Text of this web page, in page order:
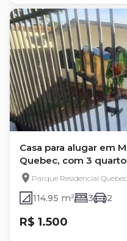
Casa para alugar em
Quebec, com 3
Parque Residencial Quebec
114.95 m² 3 2
R$ 1.500